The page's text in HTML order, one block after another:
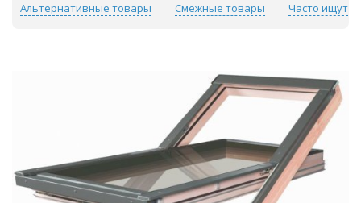
Альтернативные товары Смежные товары Часто ищут